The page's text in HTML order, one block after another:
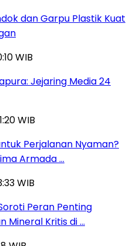
dan Garpu Plastik Kuat
WIB
Jejaring Media 24
WIB
Perjalanan Nyaman?
Armada …
WIB
Peran Penting
Mineral Kritis di …